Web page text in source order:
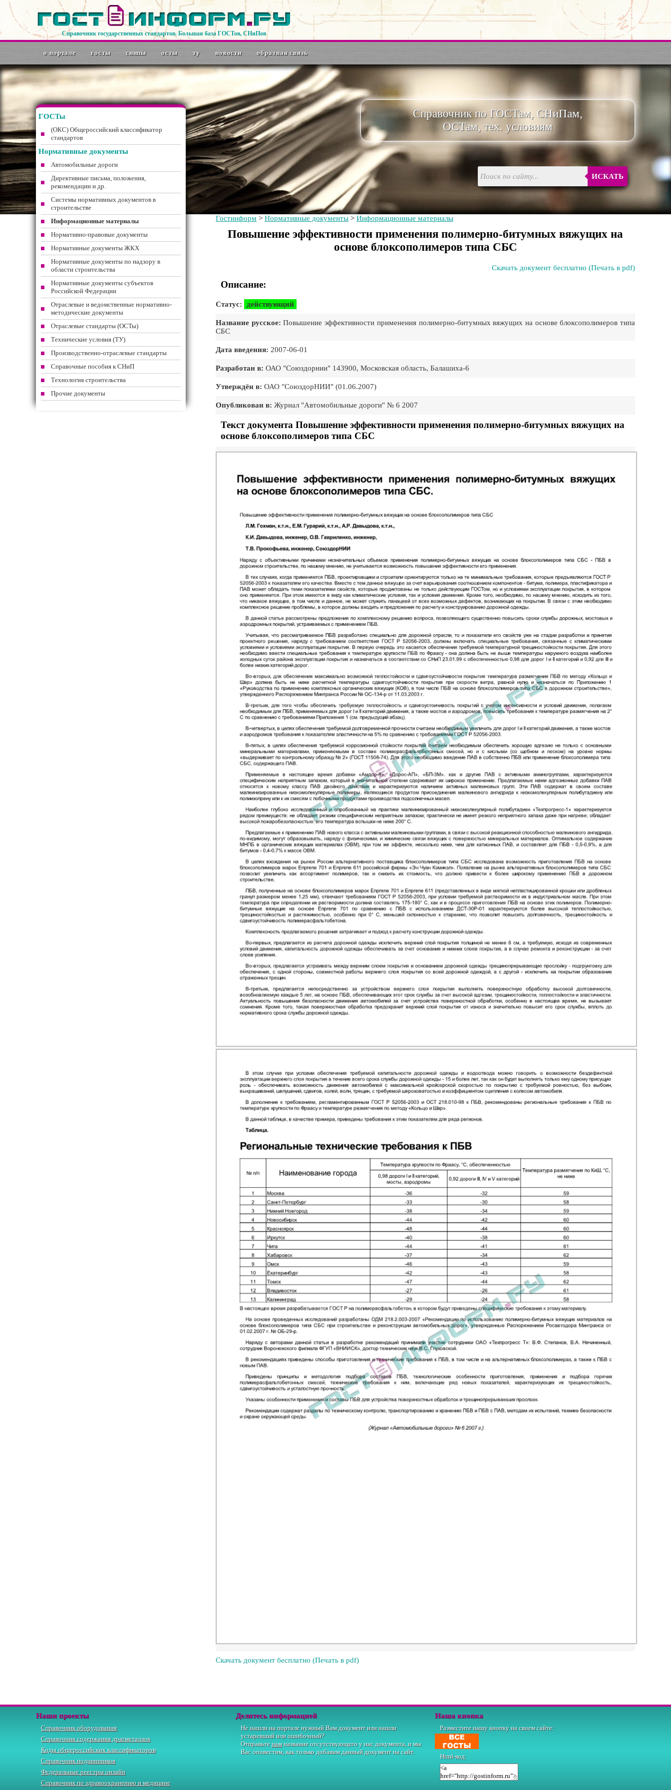
Справочник государственных стандартов. Большая база ГОСТов, СНиПов
о портале госты снипы осты ту новости обратная связь
Справочник по ГОСТам, СНиПам,
ОСТам, тех. условиям
ИСКАТЬ
Гостинформ > Нормативные документы > Информационные материалы
Повышение эффективности применения полимерно-битумных вяжущих на
основе блоксополимеров типа СБС
Скачать документ бесплатно (Печать в pdf)
Описание:
Статус: действующий
Название русское: Повышение эффективности применения полимерно-битумных вяжущих на основе блоксополимеров типа
СБС
Дата введения: 2007-06-01
Разработан в: ОАО "Союздорнии" 143900, Московская область, Балашиха-6
Утверждён в: ОАО "СоюздорНИИ" (01.06.2007)
Опубликован в: Журнал "Автомобильные дороги" № 6 2007
Текст документа Повышение эффективности применения полимерно-битумных вяжущих на
основе блоксополимеров типа СБС
Скачать документ бесплатно (Печать в pdf)
ГОСТы
(ОКС) Общероссийский классификатор
стандартов
Нормативные документы
Автомобильные дороги
Директивные письма, положения,
рекомендации и др.
Системы нормативных документов в
строительстве
Информационные материалы
Нормативно-правовые документы
Нормативные документы ЖКХ
Нормативные документы по надзору в
области строительства
Нормативные документы субъектов
Российской Федерации
Отраслевые и ведомственные нормативно-
методические документы
Отраслевые стандарты (ОСТы)
Технические условия (ТУ)
Производственно-отраслевые стандарты
Справочные пособия к СНиП
Технология строительства
Прочие документы
Наши проекты
Справочник оборудования
Справочник содержания драгметаллов
Коды общероссийских классификаторов
Справочник подшипников
Федеральные реестры онлайн
Справочник по здравоохранению и медицине
Делитесь информацией
Не нашли на портале нужный Вам документ или нашли
устаревший или ошибочный?
Отправьтенамназвание отсутствующего у нас документа, и мы
Вас оповестим, как только добавим данный документ на сайт.
Наша кнопка
Разместите нашу кнопку на своем сайте:
Html-код: